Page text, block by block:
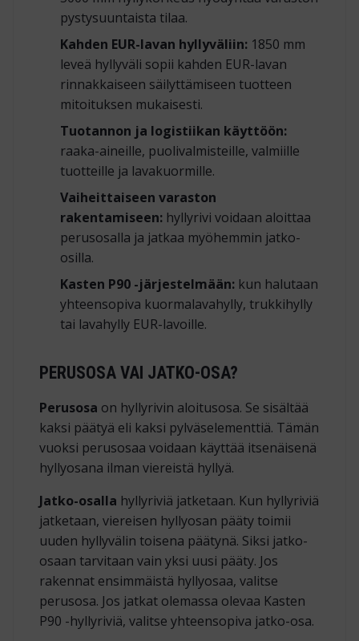
pystysuuntaista tilaa.
Kahden EUR-lavan hyllyväliin:1850 mm
leveä hyllyväli sopii kahden EUR-lavan
rinnakkaiseen säilyttämiseen tuotteen
mitoituksen mukaisesti.
Tuotannon ja logistiikan käyttöön:
raaka-aineille, puolivalmisteille, valmiille
tuotteille ja lavakuormille.
Vaiheittaiseen varaston
rakentamiseen:hyllyrivi voidaan aloittaa
perusosalla ja jatkaa myöhemmin jatko-
osilla.
Kasten P90 -järjestelmään:kun halutaan
yhteensopiva kuormalavahylly, trukkihylly
tai lavahylly EUR-lavoille.
PERUSOSA VAI JATKO-OSA?
Perusosa on hyllyrivin aloitusosa. Se sisältää
kaksi päätyä eli kaksi pylväselementtiä. Tämän
vuoksi perusosaa voidaan käyttää itsenäisenä
hyllyosana ilman viereistä hyllyä.
Jatko-osalla hyllyriviä jatketaan. Kun hyllyriviä
jatketaan, viereisen hyllyosan pääty toimii
uuden hyllyvälin toisena päätynä. Siksi jatko-
osaan tarvitaan vain yksi uusi pääty. Jos
rakennat ensimmäistä hyllyosaa, valitse
perusosa. Jos jatkat olemassa olevaa Kasten
P90 -hyllyriviä, valitse yhteensopiva jatko-osa.